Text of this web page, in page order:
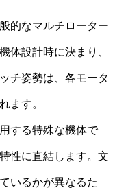
的なマルチローター
体設計時に決まり、
チ姿勢は、各モータ
ます。
する特殊な機体で
性に直結します。文
いるかが異なるた